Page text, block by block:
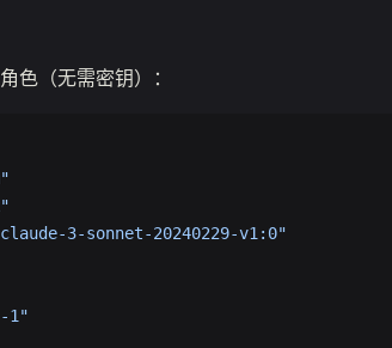
色（无需密钥）：
3-sonnet-20240229-v1:0"
1"